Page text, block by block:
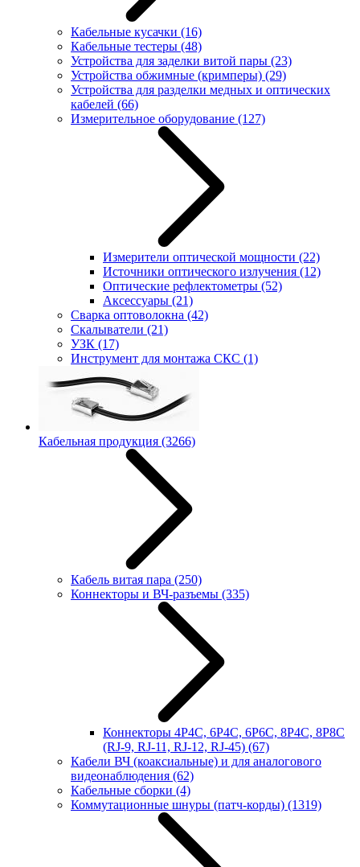
Кабельные кусачки (16)
Кабельные тестеры (48)
Устройства для заделки витой пары (23)
Устройства обжимные (кримперы) (29)
Устройства для разделки медных и оптических
кабелей (66)
Измерительное оборудование (127)
Измерители оптической мощности (22)
Источники оптического излучения (12)
Оптические рефлектометры (52)
Аксессуары (21)
Сварка оптоволокна (42)
Скалыватели (21)
УЗК (17)
Инструмент для монтажа СКС (1)
Кабельная продукция (3266)
Кабель витая пара (250)
Коннекторы и ВЧ-разъемы (335)
Коннекторы 4P4C, 6P4C, 6P6C, 8P4C, 8P8C
(RJ-9, RJ-11, RJ-12, RJ-45) (67)
Кабели ВЧ (коаксиальные) и для аналогового
видеонаблюдения (62)
Кабельные сборки (4)
Коммутационные шнуры (патч-корды) (1319)